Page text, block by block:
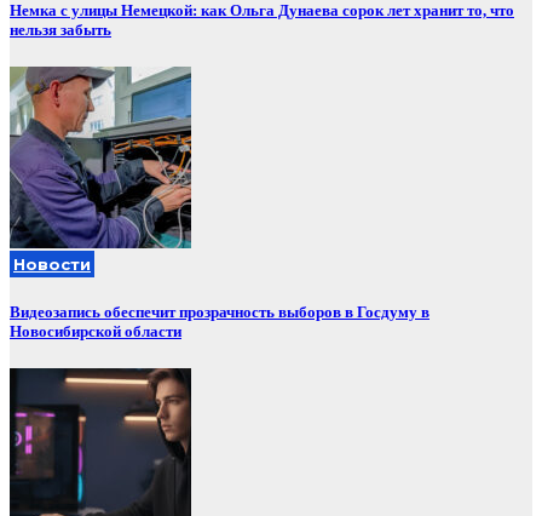
Немка с улицы Немецкой: как Ольга Дунаева сорок лет хранит то, что
нельзя забыть
Новости
Видеозапись обеспечит прозрачность выборов в Госдуму в
Новосибирской области